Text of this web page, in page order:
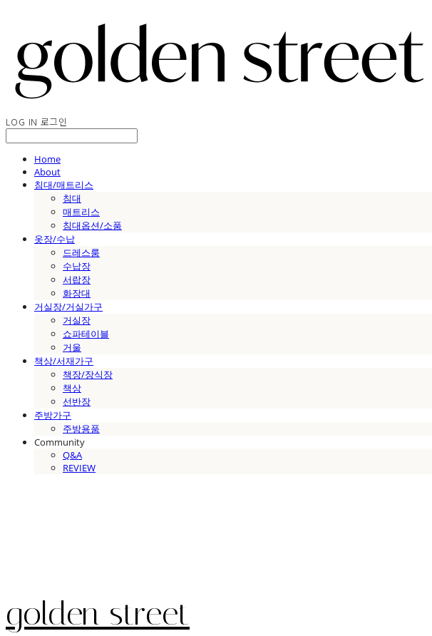
LOG IN 로그인
Home
About
침대/매트리스
침대
매트리스
침대옵션/소품
옷장/수납
드레스룸
수납장
서랍장
화장대
거실장/거실가구
거실장
쇼파테이블
거울
책상/서재가구
책장/장식장
책상
선반장
주방가구
주방용품
Community
Q&A
REVIEW
golden street